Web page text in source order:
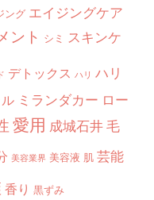
ング エイジングケア
ント シミ スキンケ
デトックス ハリ ハリ
ミランダカー ロー
愛用 成城石井毛
美容業界 美容液 肌 芸能
香り 黒ずみ